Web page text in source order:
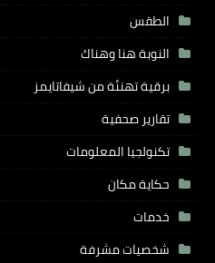
الطقس
النوبة هنا وهناك
برقية تهنئة من شيفاتايمز
تقارير صحفية
تكنولجيا المعلومات
حكاية مكان
خدمات
شخصيات مشرفة